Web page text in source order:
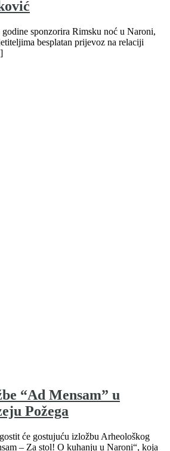
sponzorira Rimsku noć u Naroni,
besplatan prijevoz na relaciji
“Ad Mensam” u
Požega
će gostujuću izložbu Arheološkog
– Za stol! O kuhanju u Naroni“, koja